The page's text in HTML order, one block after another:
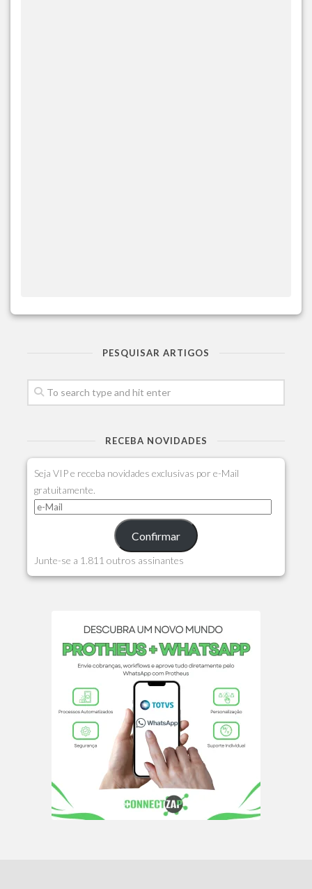
PESQUISAR ARTIGOS
RECEBA NOVIDADES
Seja VIP e receba novidades exclusivas por e-Mail
gratuitamente.
Confirmar
Junte-se a 1.811 outros assinantes